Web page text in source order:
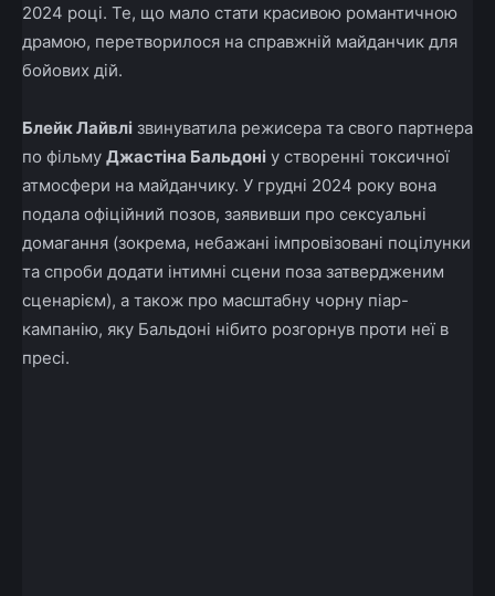
2024 році. Те, що мало стати красивою романтичною
драмою, перетворилося на справжній майданчик для
бойових дій.
Блейк Лайвлі звинуватила режисера та свого партнера
по фільму Джастіна Бальдоні у створенні токсичної
атмосфери на майданчику. У грудні 2024 року вона
подала офіційний позов, заявивши про сексуальні
домагання (зокрема, небажані імпровізовані поцілунки
та спроби додати інтимні сцени поза затвердженим
сценарієм), а також про масштабну чорну піар-
кампанію, яку Бальдоні нібито розгорнув проти неї в
пресі.